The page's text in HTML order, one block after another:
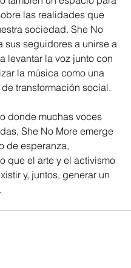
las realidades que
sociedad. She No
sus seguidores a unirse a
levantar la voz junto con
la música como una
transformación social.
donde muchas voces
She No More emerge
de esperanza,
que el arte y el activismo
y, juntos, generar un